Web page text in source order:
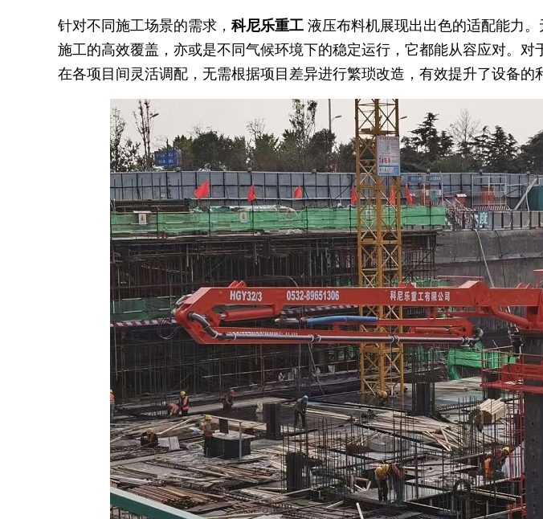
针对不同施工场景的需求， 科尼乐重工 液压布料机展现出出色的适配能力
施工的高效覆盖，亦或是不同气候环境下的稳定运行，它都能从容应对。
在各项目间灵活调配，无需根据项目差异进行繁琐改造，有效提升了设备的